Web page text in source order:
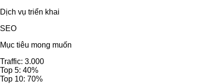
Dịch vụ triển khai
SEO
Mục tiêu mong muốn
Traffic: 3.000
Top 5: 40%
Top 10: 70%